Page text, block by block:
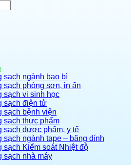
sạch ngành bao bì
sạch phòng sơn, in ấn
sạch vi sinh học
sạch điện tử
sạch bệnh viện
sạch thực phẩm
sạch dược phẩm, y tế
sạch ngành tape – băng dính
sạch Kiểm soát Nhiệt độ
sạch nhà máy